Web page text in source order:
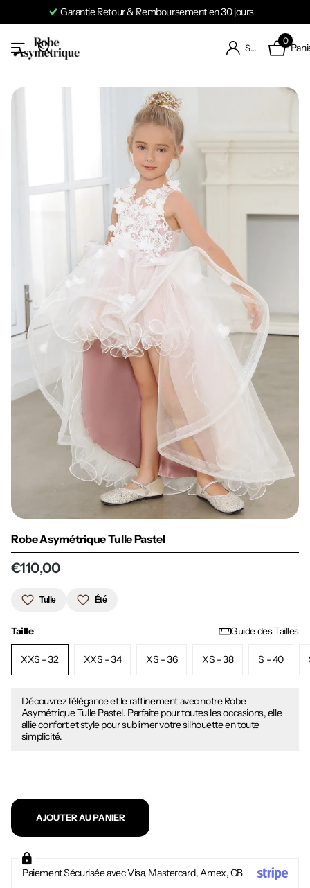
Garantie Retour & Remboursement en 30 jours
S'identifier
0
Robe Asymétrique Tulle Pastel
€110,00
Tulle Été
Taille Guide des Tailles
XXS - 32 XXS - 34 XS - 36 XS - 38 S - 40
Découvrez l'élégance et le raffinement avec notre Robe
Asymétrique Tulle Pastel. Parfaite pour toutes les occasions, elle
allie confort et style pour sublimer votre silhouette en toute
simplicité.
AJOUTER AU PANIER
Paiement Sécurisée avec Visa, Mastercard, Amex, CB